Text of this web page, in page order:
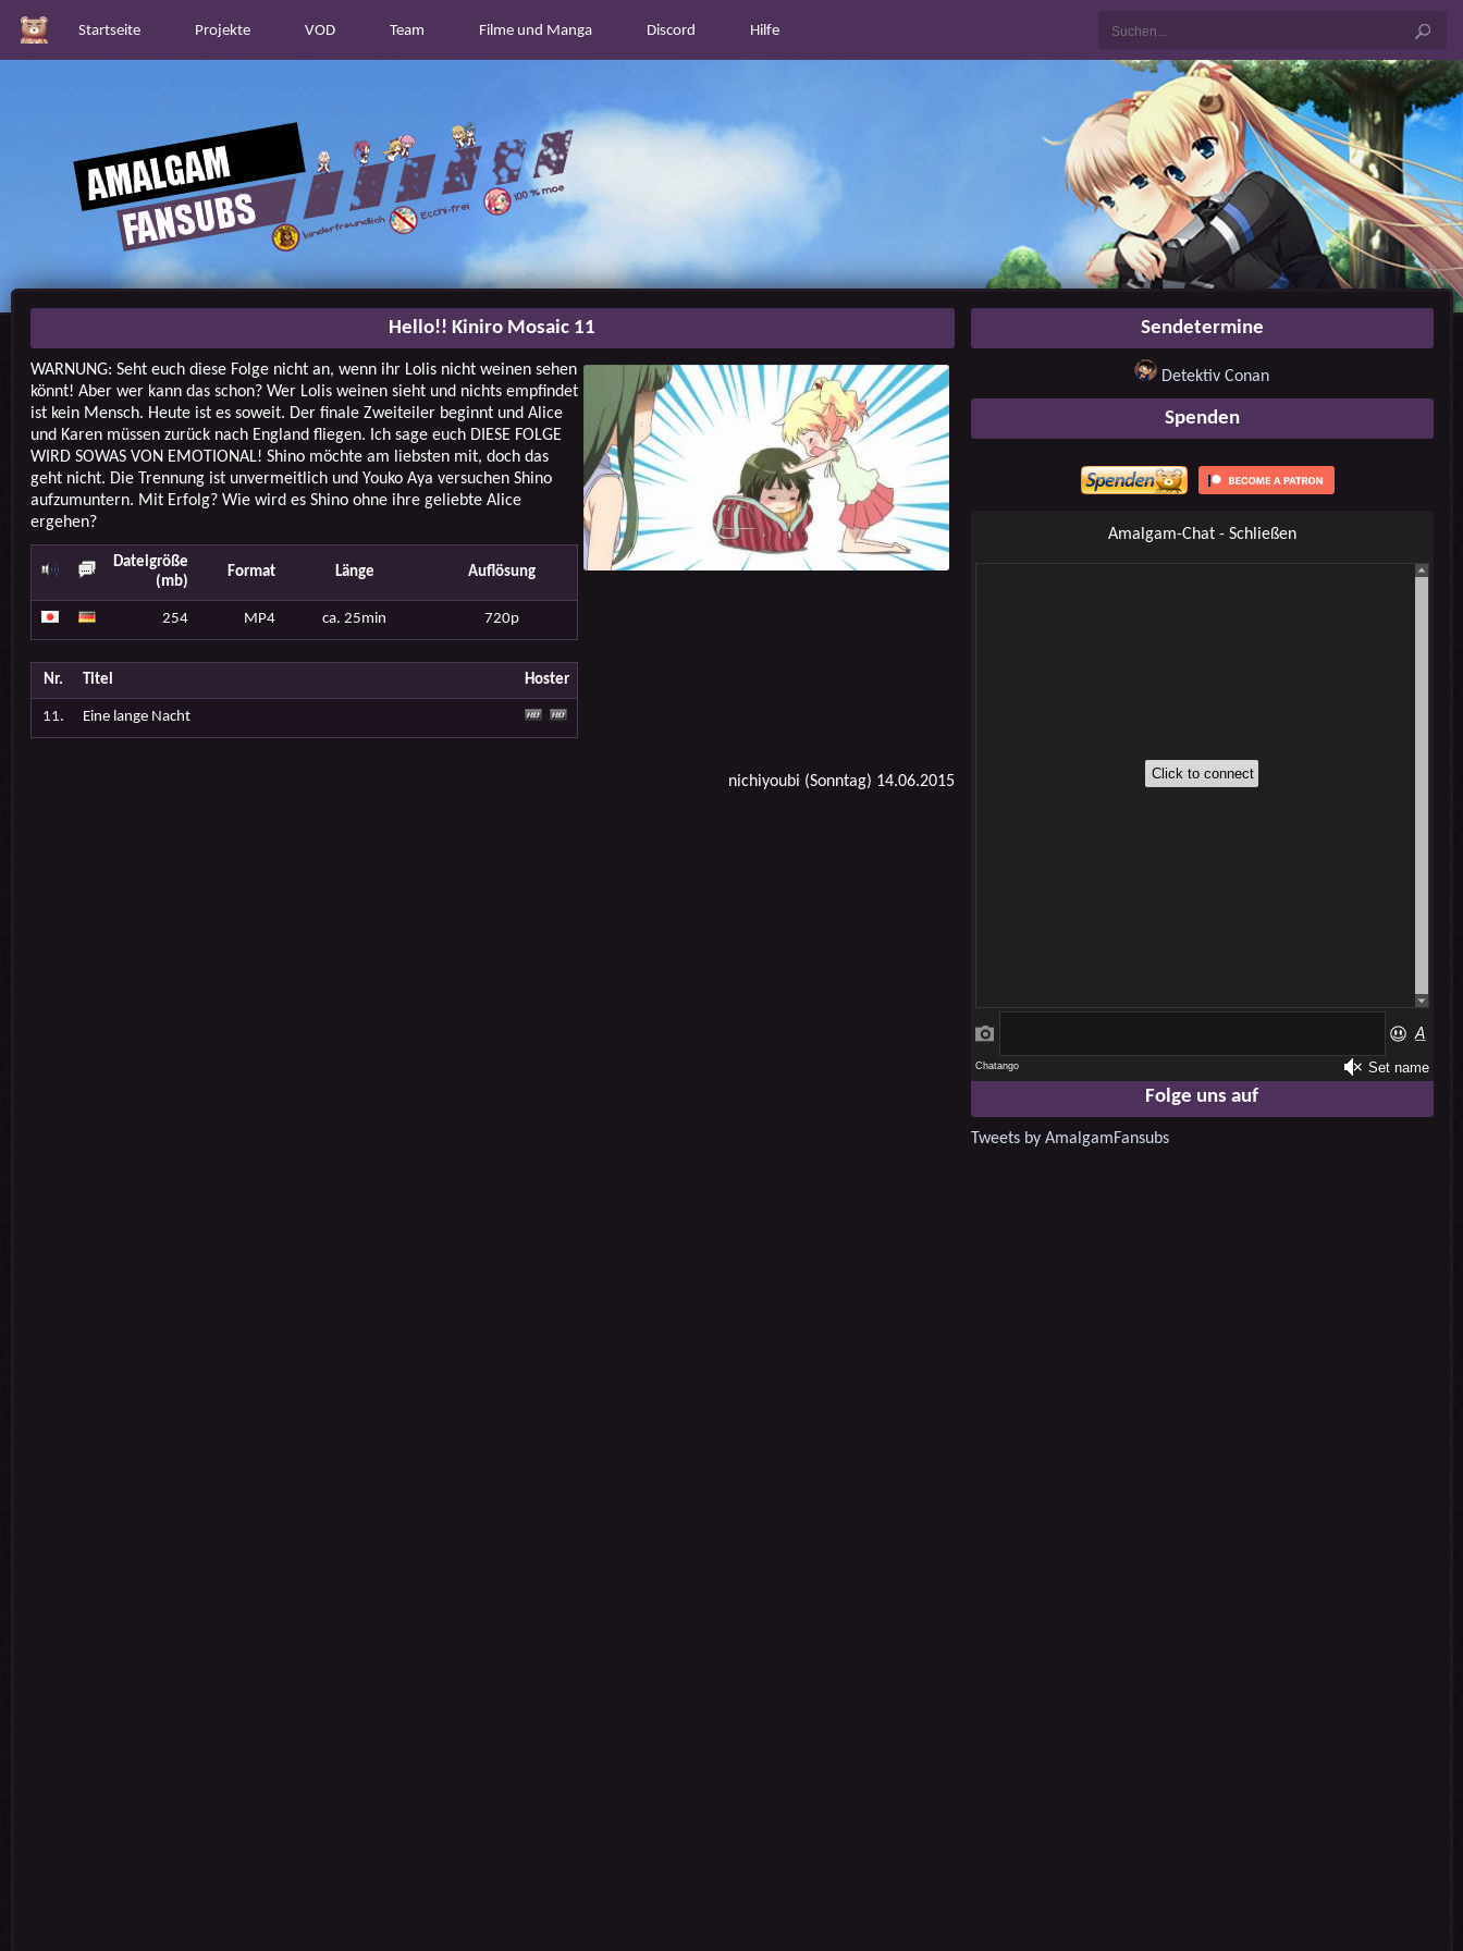
Startseite Projekte VOD Team Filme und Manga Discord Hilfe
Hello!! Kiniro Mosaic 11
WARNUNG: Seht euch diese Folge nicht an, wenn ihr Lolis nicht weinen sehen
könnt! Aber wer kann das schon? Wer Lolis weinen sieht und nichts empfindet
ist kein Mensch. Heute ist es soweit. Der finale Zweiteiler beginnt und Alice
und Karen müssen zurück nach England fliegen. Ich sage euch DIESE FOLGE
WIRD SOWAS VON EMOTIONAL! Shino möchte am liebsten mit, doch das
geht nicht. Die Trennung ist unvermeitlich und Youko Aya versuchen Shino
aufzumuntern. Mit Erfolg? Wie wird es Shino ohne ihre geliebte Alice
ergehen?
Dateigröße
(mb)
Format Länge Auflösung
254 MP4 ca. 25min 720p
Nr. Titel Hoster
11. Eine lange Nacht
nichiyoubi (Sonntag) 14.06.2015
Sendetermine
Detektiv Conan
Spenden
Amalgam-Chat - Schließen
Folge uns auf
Tweets by AmalgamFansubs